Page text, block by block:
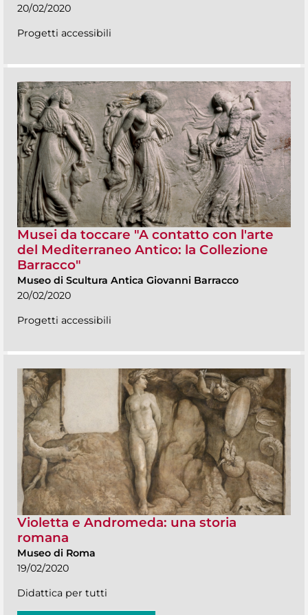
20/02/2020
Progetti accessibili
Musei da toccare "A contatto con l'arte
del Mediterraneo Antico: la Collezione
Barracco"
Museo di Scultura Antica Giovanni Barracco
20/02/2020
Progetti accessibili
Violetta e Andromeda: una storia
romana
Museo di Roma
19/02/2020
Didattica per tutti